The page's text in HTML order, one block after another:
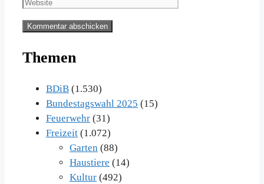
Themen
BDiB (1.530)
Bundestagswahl 2025 (15)
Feuerwehr (31)
Freizeit (1.072)
Garten (88)
Haustiere (14)
Kultur (492)